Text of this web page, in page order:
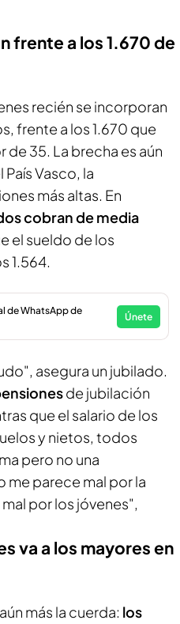
frente a los 1.670 de
recién se incorporan
frente a los 1.670 que
35. La brecha es aún
Vasco, la
más altas. En
cobran de media
el sueldo de los
1.564.
de WhatsApp de
Únete
asegura un jubilado.
de jubilación
que el salario de los
y nietos, todos
pero no una
me parece mal por la
por los jóvenes",
va a los mayores en
más la cuerda: los